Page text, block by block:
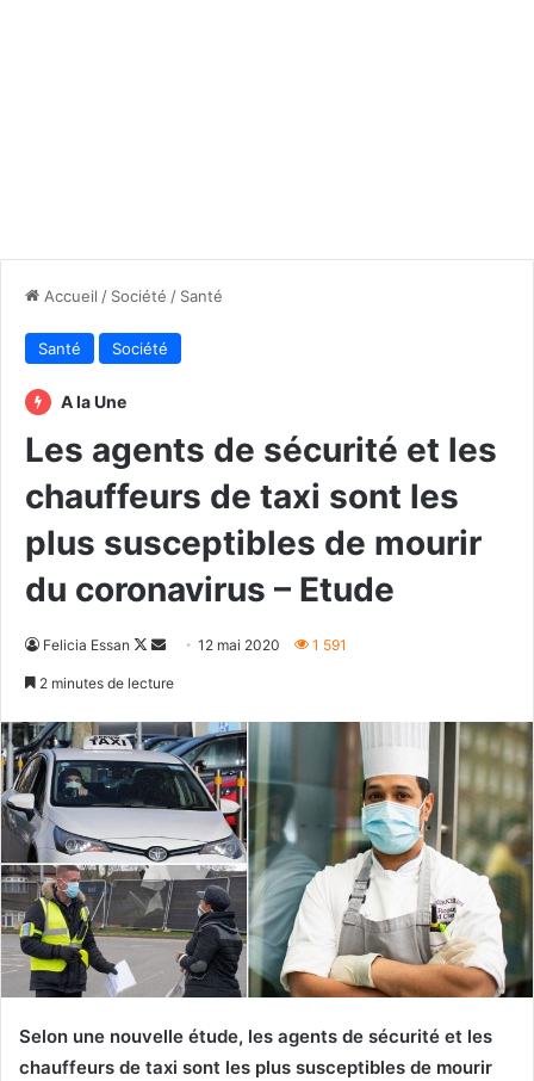
Accueil / Société / Santé
Santé Société
A la Une
Les agents de sécurité et les
chauffeurs de taxi sont les
plus susceptibles de mourir
du coronavirus – Etude
Felicia Essan
Follow
Envoyer12 mai 2020 1 591
2 minutes de lecture
Selon une nouvelle étude, les agents de sécurité et les
chauffeurs de taxi sont les plus susceptibles de mourir